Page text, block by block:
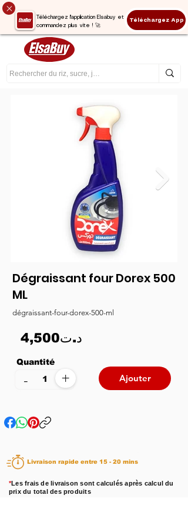
Téléchargez l'application Elsabuy et
commandez plus vite ! 🚀
Téléchargez App
Dégraissant four Dorex 500
ML
dégraissant-four-dorex-500-ml
4,500د.ت
Quantité
+
- Ajouter
Livraison rapide entre 15 - 20 mins
*Les frais de livraison sont calculés après calcul du
prix du total des produits